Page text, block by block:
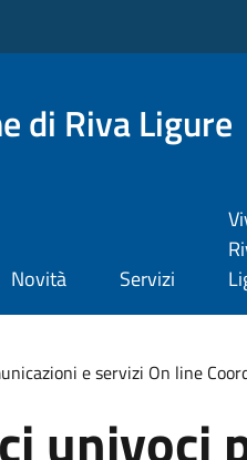
di Riva Ligure
Novità Servizi
e servizi On line